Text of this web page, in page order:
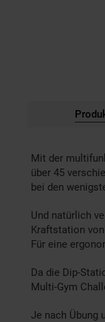
Mit der
über 45
bei den
Und natürlich
Kraftstation
Für eine
Da die Dip-
Multi-Gym
Je nach Übung